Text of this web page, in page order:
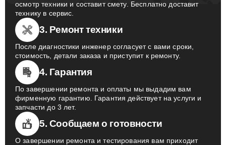
осмотр техники и составит смету. Бесплатно доставит
технику в сервис.
3. Ремонт техники
После диагностики инженер согласует с вами сроки,
стоимость, детали заказа и приступит к ремонту.
4. Гарантия
По завершении ремонта и оплаты мы выдадим вам
фирменную гарантию. Гарантия действует на услуги и
запчасти до 3 лет.
5. Сообщаем о готовности
О завершении ремонта и тестирования вам приходит